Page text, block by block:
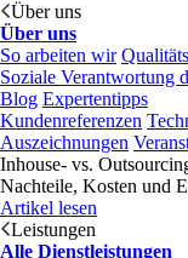
Über uns
Über uns
So arbeiten wir
Soziale Verantwortung
Blog Expertentipps
Kundenreferenzen
Auszeichnungen
Inhouse- vs.
Nachteile, Kosten und
Artikel lesen
Leistungen
Alle Dienstleistungen